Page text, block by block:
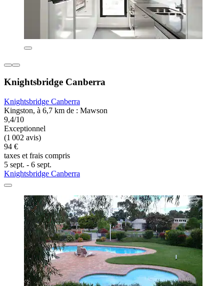
Knightsbridge Canberra
Knightsbridge Canberra
Kingston, à 6,7 km de : Mawson
9,4/10
Exceptionnel
(1 002 avis)
94 €
taxes et frais compris
5 sept. - 6 sept.
Knightsbridge Canberra